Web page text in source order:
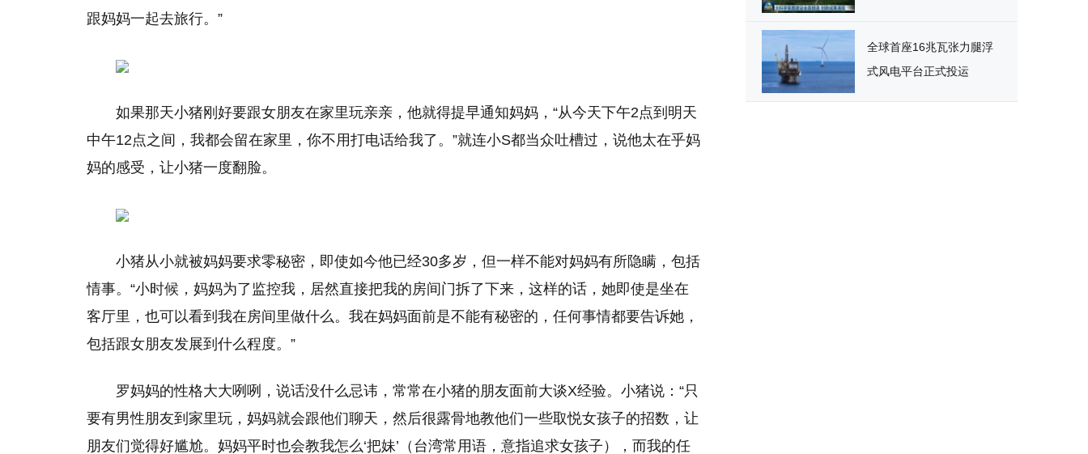
跟妈妈一起去旅行。”
如果那天小猪刚好要跟女朋友在家里玩亲亲，他就得提早通知妈妈，“从今天下午2点到明天
中午12点之间，我都会留在家里，你不用打电话给我了。”就连小S都当众吐槽过，说他太在乎妈
妈的感受，让小猪一度翻脸。
小猪从小就被妈妈要求零秘密，即使如今他已经30多岁，但一样不能对妈妈有所隐瞒，包括
情事。“小时候，妈妈为了监控我，居然直接把我的房间门拆了下来，这样的话，她即使是坐在
客厅里，也可以看到我在房间里做什么。我在妈妈面前是不能有秘密的，任何事情都要告诉她，
包括跟女朋友发展到什么程度。”
罗妈妈的性格大大咧咧，说话没什么忌讳，常常在小猪的朋友面前大谈X经验。小猪说：“只
要有男性朋友到家里玩，妈妈就会跟他们聊天，然后很露骨地教他们一些取悦女孩子的招数，让
朋友们觉得好尴尬。妈妈平时也会教我怎么‘把妹’（台湾常用语，意指追求女孩子），而我的任
全球首座16兆瓦张力腿浮
式风电平台正式投运